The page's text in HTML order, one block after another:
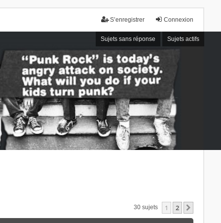
Connexion
S’enregistrer
Sujets sans réponse Sujets actifs
30 sujets 1 2